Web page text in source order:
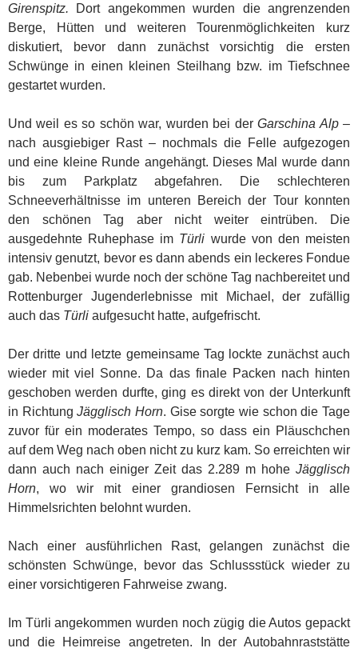
Girenspitz. Dort angekommen wurden die angrenzenden
Berge, Hütten und weiteren Tourenmöglichkeiten kurz
diskutiert, bevor dann zunächst vorsichtig die ersten
Schwünge in einen kleinen Steilhang bzw. im Tiefschnee
gestartet wurden.
Und weil es so schön war, wurden bei derGarschina Alp–
nach ausgiebiger Rast – nochmals die Felle aufgezogen
und eine kleine Runde angehängt. Dieses Mal wurde dann
bis zum Parkplatz abgefahren. Die schlechteren
Schneeverhältnisse im unteren Bereich der Tour konnten
den schönen Tag aber nicht weiter eintrüben. Die
ausgedehnte Ruhephase im Türli wurde von den meisten
intensiv genutzt, bevor es dann abends ein leckeres Fondue
gab. Nebenbei wurde noch der schöne Tag nachbereitet und
Rottenburger Jugenderlebnisse mit Michael, der zufällig
auch das Türli aufgesucht hatte, aufgefrischt.
Der dritte und letzte gemeinsame Tag lockte zunächst auch
wieder mit viel Sonne. Da das finale Packen nach hinten
geschoben werden durfte, ging es direkt von der Unterkunft
in RichtungJägglisch Horn. Gise sorgte wie schon die Tage
zuvor für ein moderates Tempo, so dass ein Pläuschchen
auf dem Weg nach oben nicht zu kurz kam. So erreichten wir
dann auch nach einiger Zeit das 2.289 m hohe Jägglisch
Horn, wo wir mit einer grandiosen Fernsicht in alle
Himmelsrichten belohnt wurden.
Nach einer ausführlichen Rast, gelangen zunächst die
schönsten Schwünge, bevor das Schlussstück wieder zu
einer vorsichtigeren Fahrweise zwang.
Im Türli angekommen wurden noch zügig die Autos gepackt
und die Heimreise angetreten. In der Autobahnraststätte